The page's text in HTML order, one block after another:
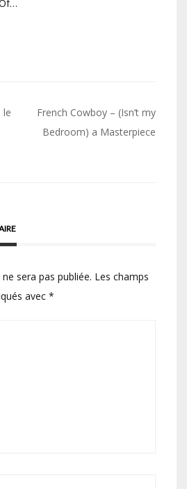
le
French Cowboy – (Isn’t my
Bedroom) a Masterpiece
sera pas publiée. Les champs
avec *